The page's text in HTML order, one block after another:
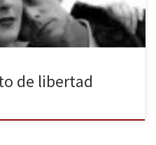
de libertad